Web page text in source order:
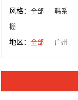
风格： 全部 韩系
棚
地区： 全部 广州